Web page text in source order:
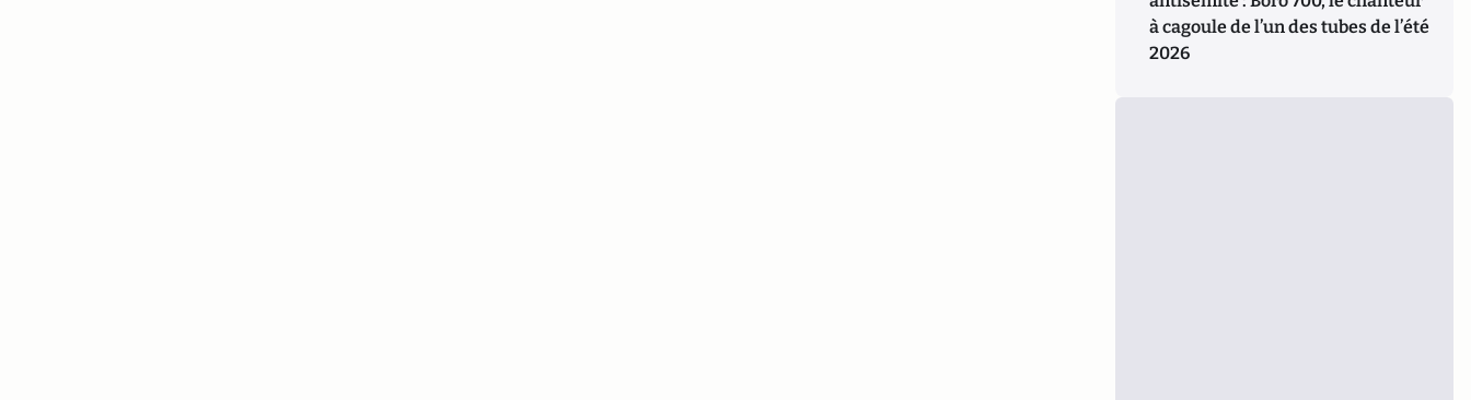
à cagoule de l’un des tubes de l’été
2026